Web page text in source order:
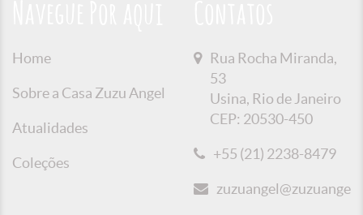
Home
Sobre a Casa Zuzu Angel
Atualidades
Coleções
Rua Rocha Miranda,
53
Usina, Rio de Janeiro
CEP: 20530-450
+55 (21) 2238-8479